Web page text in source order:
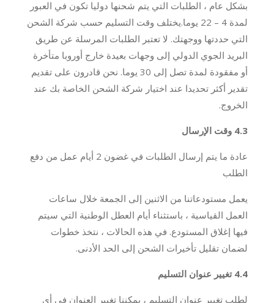
بشكل عام ، الطلبات التي يتم شحنها دوليا تكون في العبور
لمدة 4 – 22 يوما.يختلف وقت التسليم حسب شركة الشحن
التي حددتها ووجهتك. لا تعتبر الطلبات المرسلة عن طريق
البريد الجوي الدولي إلى وجهات بعيدة خارج أوروبا متأخرة
أو مفقودة لمدة تصل إلى 30 يوما. نحن قادرون على تقديم
تقدير أكثر تحديدا عند اختيار شركة الشحن الخاصة بك عند
الخروج.
4.3 وقت الإرسال
عادة ما يتم إرسال الطلبات في غضون 2 أيام عمل من دفع
الطلب
يعمل مستودعاتنا من الاثنين إلى الجمعة خلال ساعات
العمل القياسية ، باستثناء أيام العطل الوطنية التي سيتم
فيها إغلاق المستودع. في هذه الحالات ، نتخذ خطوات
لضمان تقليل تأخيرات الشحن إلى الحد الأدنى.
4.4 تغيير عنوان التسليم
لطلب تغيير عنوان التسليم ، يمكننا تغيير العنوان في أي